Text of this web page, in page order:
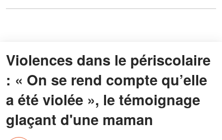
Violences dans le périscolaire
: « On se rend compte qu’elle
a été violée », le témoignage
glaçant d'une maman